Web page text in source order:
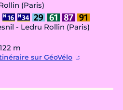
(Paris)
- Ledru Rollin (Paris)
m
sur GéoVélo